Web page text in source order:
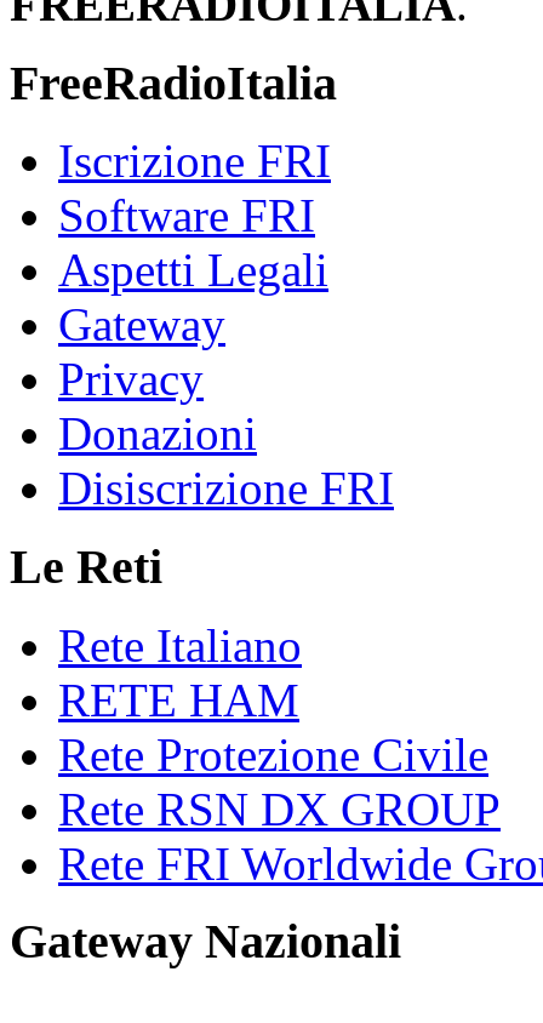
FreeRadioItalia
Iscrizione FRI
Software FRI
Aspetti Legali
Gateway
Privacy
Donazioni
Disiscrizione FRI
Le Reti
Rete Italiano
RETE HAM
Rete Protezione Civile
Rete RSN DX GROUP
Rete FRI Worldwide
Gateway Nazionali